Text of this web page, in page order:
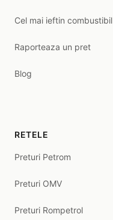
Cel mai ieftin combustibil
Raporteaza un pret
Blog
RETELE
Preturi Petrom
Preturi OMV
Preturi Rompetrol